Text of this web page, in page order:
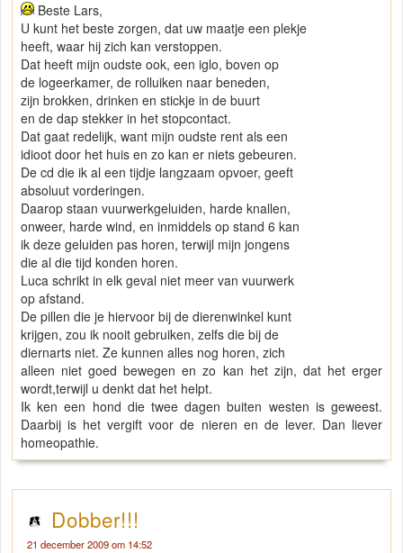
Beste Lars,
U kunt het beste zorgen, dat uw maatje een plekje
heeft, waar hij zich kan verstoppen.
Dat heeft mijn oudste ook, een iglo, boven op
de logeerkamer, de rolluiken naar beneden,
zijn brokken, drinken en stickje in de buurt
en de dap stekker in het stopcontact.
Dat gaat redelijk, want mijn oudste rent als een
idioot door het huis en zo kan er niets gebeuren.
De cd die ik al een tijdje langzaam opvoer, geeft
absoluut vorderingen.
Daarop staan vuurwerkgeluiden, harde knallen,
onweer, harde wind, en inmiddels op stand 6 kan
ik deze geluiden pas horen, terwijl mijn jongens
die al die tijd konden horen.
Luca schrikt in elk geval niet meer van vuurwerk
op afstand.
De pillen die je hiervoor bij de dierenwinkel kunt
krijgen, zou ik nooit gebruiken, zelfs die bij de
diernarts niet. Ze kunnen alles nog horen, zich
alleen niet goed bewegen en zo kan het zijn, dat het erger
wordt,terwijl u denkt dat het helpt.
Ik ken een hond die twee dagen buiten westen is geweest.
Daarbij is het vergift voor de nieren en de lever. Dan liever
homeopathie.
Dobber!!!
21 december 2009 om 14:52